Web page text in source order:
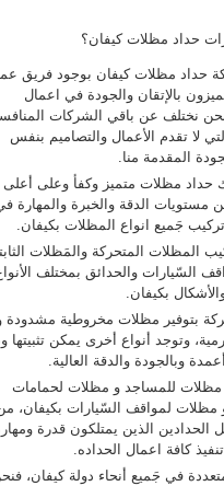
حداد مظلات كيفان؟
حداد مظلات كيفان بوجود فريق
بالإتقان والجودة في اعمال
نحن نختلف عن باقي الشركات
لا تقدم الأعمال والتصاميم بنفس
المقدمة منا.
حداد مظلات متميز وكفأ وعلى أعلى
الدقة والخبرة والمهارة
جَميع انواع المظلات بكيفان.
المظلات المتحركة والمَظلات
السّيارات والحدائق بمختلف
بكيفان.
بتوفير مظلات مخروطية مشدودة
وتوجد أنواع أخرى يمكن تثبيتها
وبالجودة والدقة العالية.
مظلات للمساجد و مظلات لحمامات
مظلات لمواقف السّيارات بكيفان،
الحدادين الذين يمتلكون قدرة
كافة اعمال الحداده.
في جَميع أنحاء دولة كيفان،